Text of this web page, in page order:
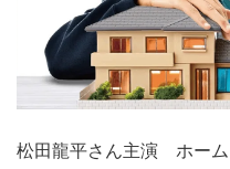
松田龍平さん主演 ホーム